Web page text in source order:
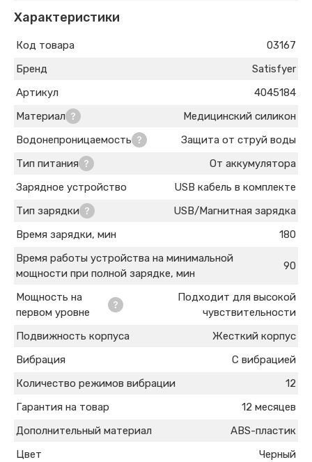
Характеристики
Код товара
03167
Бренд
Satisfyer
Артикул
4045184
Материал
Медицинский силикон
Водонепроницаемость
Защита от струй воды
Тип питания
От аккумулятора
Зарядное устройство
USB кабель в комплекте
Тип зарядки
USB/Магнитная зарядка
Время зарядки, мин
180
Время работы устройства на минимальной
мощности при полной зарядке, мин
90
Мощность на
первом уровне
Подходит для высокой
чувствительности
Подвижность корпуса
Жесткий корпус
Вибрация
С вибрацией
Количество режимов вибрации
12
Гарантия на товар
12 месяцев
Дополнительный материал
ABS-пластик
Цвет
Черный